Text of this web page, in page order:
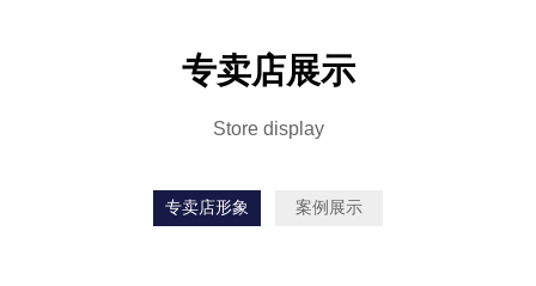
专卖店展示
Store display
专卖店形象 案例展示